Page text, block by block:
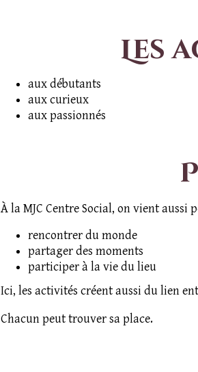
Les
aux débutants
aux curieux
aux passionnés
À la MJC Centre Social, on vient aussi
rencontrer du monde
partager des moments
participer à la vie du lieu
Ici, les activités créent aussi du lien
Chacun peut trouver sa place.